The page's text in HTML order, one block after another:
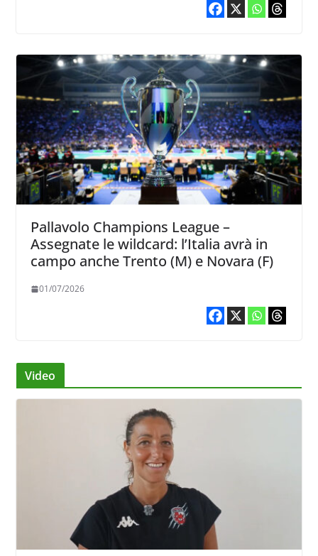
Pallavolo Champions League –
Assegnate le wildcard: l’Italia avrà in
campo anche Trento (M) e Novara (F)
01/07/2026
Video